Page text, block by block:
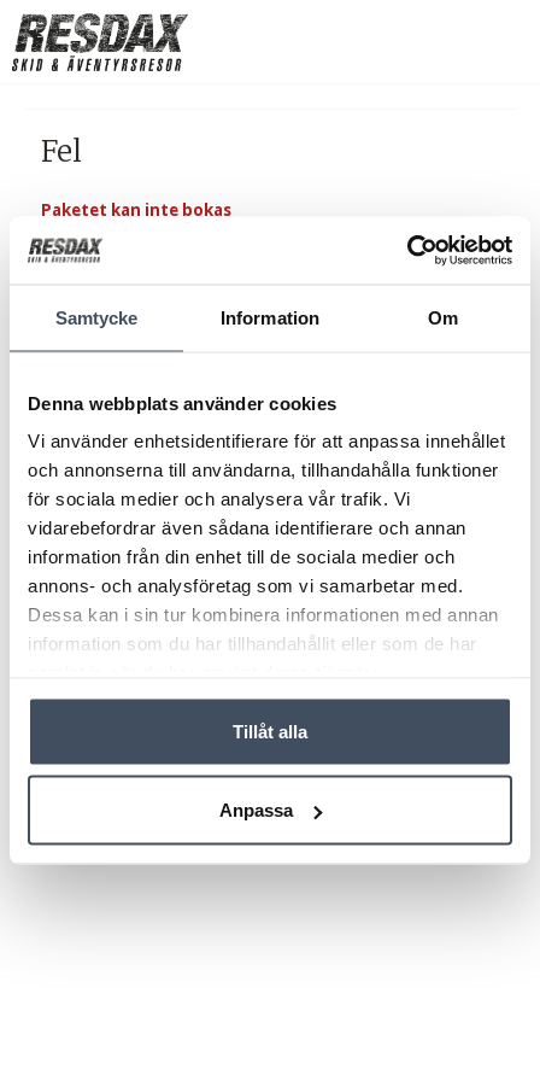
Samtycke Information Om
Denna webbplats använder cookies
Vi använder enhetsidentifierare för att anpassa innehållet
och annonserna till användarna, tillhandahålla funktioner
för sociala medier och analysera vår trafik. Vi
vidarebefordrar även sådana identifierare och annan
information från din enhet till de sociala medier och
annons- och analysföretag som vi samarbetar med.
Dessa kan i sin tur kombinera informationen med annan
information som du har tillhandahållit eller som de har
Tillåt alla
Anpassa
Fel
Paketet kan inte bokas